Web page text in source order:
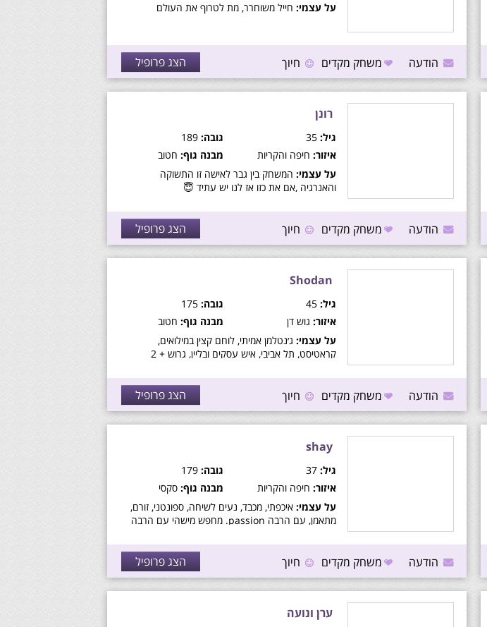
על עצמי: חייל משוחרר, מת לטרוף את העולם
הודעה משחק מקדים חיוך הצג פרופיל
רונן
גיל: גובה:
איזור: חיפה והקריות מבנה גוף: חטוב
על עצמי: המשחק בין גבר לאישה זו התשוקה
והאנרגיה ,אם את כזו אז לנו יש עתיד 😇
הודעה משחק מקדים חיוך הצג פרופיל
Shodan
גיל: גובה:
איזור: גוש דן מבנה גוף: חטוב
על עצמי: ג׳נטלמן אמיתי, לוחם קצין במילואים,
קראטיסט, תל אביבי, איש עסקים ובליין, גרוש + 2
🥂. מעריך מאוד יופי-אופי-והשילוב הקטלני ביניהם…
ותמיד מרים
הודעה משחק מקדים חיוך הצג פרופיל
shay
גיל: גובה:
איזור: חיפה והקריות מבנה גוף: סקסי
על עצמי: איכפתי, מכבד, נעים לשיחה, ספונטני, זורם,
מתאמן, עם הרבה passion. מחפש מישהי עם הרבה
הודעה משחק מקדים חיוך הצג פרופיל
ערן ונועה